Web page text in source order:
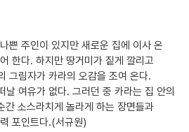
쁜 주인이 있지만 새로운 집에 이사 온
한다. 하지만 땅거미가 짙게 깔리고
그림자가 카라의 오감을 조여 온다.
날 여유가 없다. 그러던 중 카라는 집 안의
간 소스라치게 놀라게 하는 장면들과
포인트다.(서규원)